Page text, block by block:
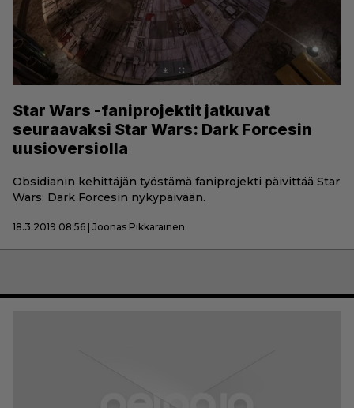
Star Wars -faniprojektit jatkuvat
seuraavaksi Star Wars: Dark Forcesin
uusioversiolla
Obsidianin kehittäjän työstämä faniprojekti päivittää Star
Wars: Dark Forcesin nykypäivään.
18.3.2019 08:56 | Joonas Pikkarainen